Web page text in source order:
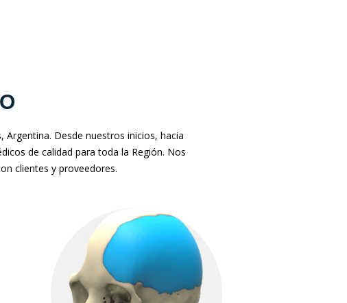
Desde nuestros inicios, hacia
de calidad para toda la Región. Nos
clientes y proveedores.